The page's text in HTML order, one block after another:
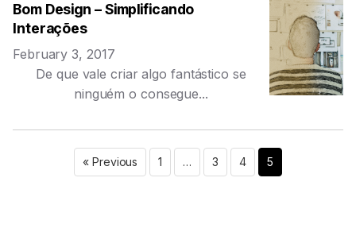
Bom Design – Simplificando
Interações
February 3, 2017
De que vale criar algo fantástico se
ninguém o consegue...
« Previous 1 … 3 4 5